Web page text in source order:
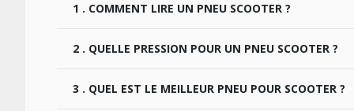
1 . COMMENT LIRE UN PNEU SCOOTER ?
Pour comprendre tout ces éléments voici comment les
110 indique la largeur de la bande de roulement
2 . QUELLE PRESSION POUR UN PNEU SCOOTER ?
La pression d’un pneu, exprimée en bar, dépend de
3 . QUEL EST LE MEILLEUR PNEU POUR SCOOTER ?